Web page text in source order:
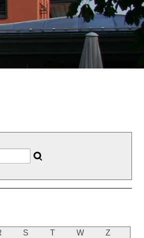
S T W Z